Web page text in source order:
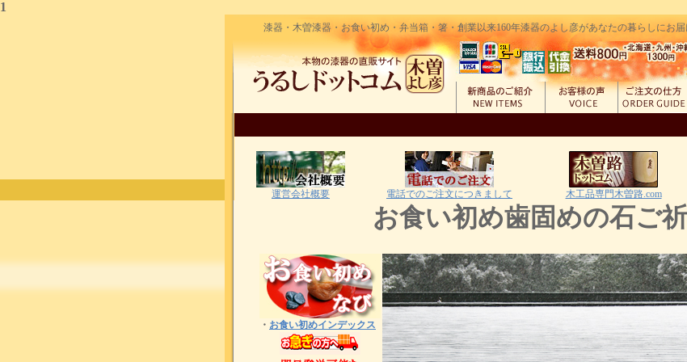
1
漆器・木曽漆器・お食い初め・弁当箱・箸・創業以来160年漆器のよし彦があなたの暮らしにお
運営会社概要 電話でのご注文につきまして 木工品専門木曽路.com
お食い初め歯固めの石ご
・ お食い初めインデックス